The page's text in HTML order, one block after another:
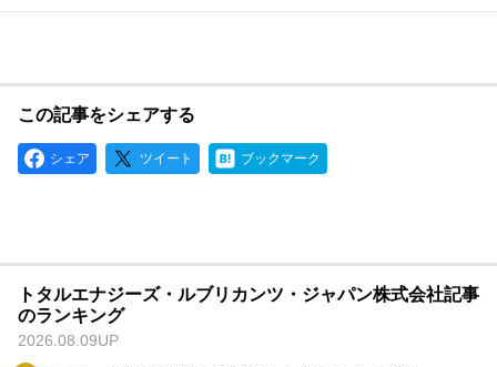
この記事をシェアする
シェア ツイート ブックマーク
トタルエナジーズ・ルブリカンツ・ジャパン株式会社記事
のランキング
2026.08.09UP